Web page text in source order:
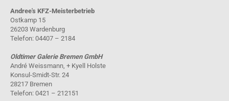
Andree's KFZ-Meisterbetrieb
Ostkamp 15
26203 Wardenburg
Telefon: 04407 – 2184
Oldtimer Galerie Bremen GmbH
André Weissmann, + Kyell Holste
Konsul-Smidt-Str. 24
28217 Bremen
Telefon: 0421 – 212151